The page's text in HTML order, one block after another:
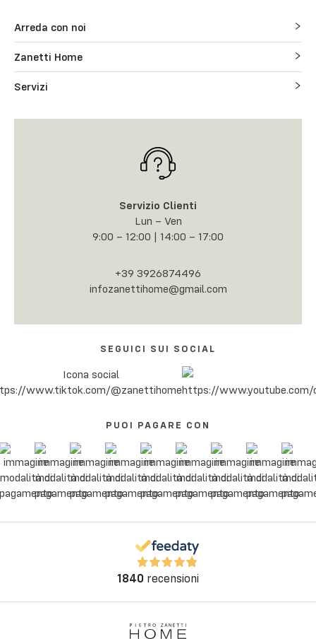
Arreda con noi
Zanetti Home
Servizi
Servizio Clienti
Lun – Ven
9:00 – 12:00 | 14:00 – 17:00
+39 3926874496
infozanettihome@gmail.com
SEGUICI SUI SOCIAL
PUOI PAGARE CON
1840 recensioni